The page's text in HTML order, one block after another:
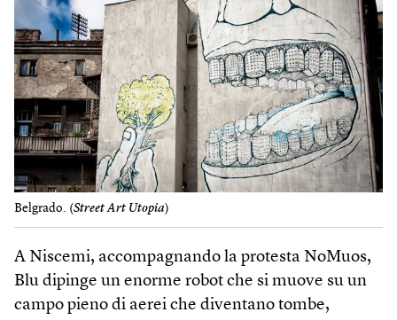
Belgrado. (Street Art Utopia)
A Niscemi, accompagnando la protesta NoMuos,
Blu dipinge un enorme robot che si muove su un
campo pieno di aerei che diventano tombe,